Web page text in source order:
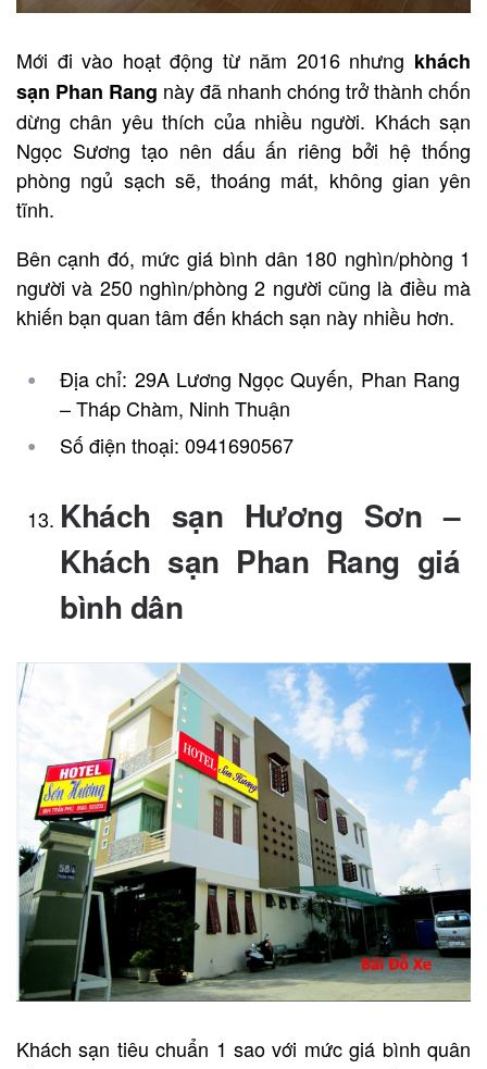
Mới đi vào hoạt động từ năm 2016 nhưng khách
sạn Phan Rang này đã nhanh chóng trở thành chốn
dừng chân yêu thích của nhiều người. Khách sạn
Ngọc Sương tạo nên dấu ấn riêng bởi hệ thống
phòng ngủ sạch sẽ, thoáng mát, không gian yên
tĩnh.
Bên cạnh đó, mức giá bình dân 180 nghìn/phòng 1
người và 250 nghìn/phòng 2 người cũng là điều mà
khiến bạn quan tâm đến khách sạn này nhiều hơn.
Địa chỉ: 29A Lương Ngọc Quyến, Phan Rang
– Tháp Chàm, Ninh Thuận
Số điện thoại: 0941690567
Khách sạn Hương Sơn –
Khách sạn Phan Rang giá
bình dân
Khách sạn tiêu chuẩn 1 sao với mức giá bình quân